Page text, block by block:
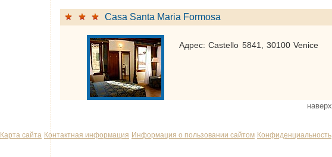
Casa Santa Maria Formosa
Адрес: Castello 5841, 30100 Venice
наверх
Карта сайта Контактная информация Информация о пользовании сайтом Конфиденциальность